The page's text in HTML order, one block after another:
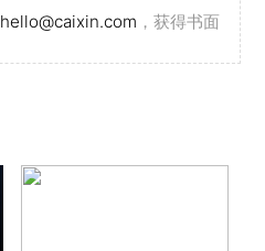
hello@caixin.com ，获得书面